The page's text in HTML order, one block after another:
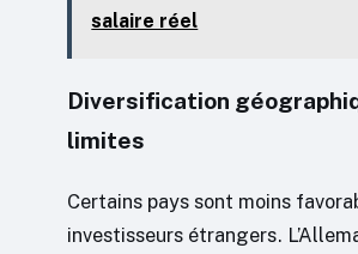
salaire réel
Diversification
limites
Certains pays sont moins
investisseurs étrangers.